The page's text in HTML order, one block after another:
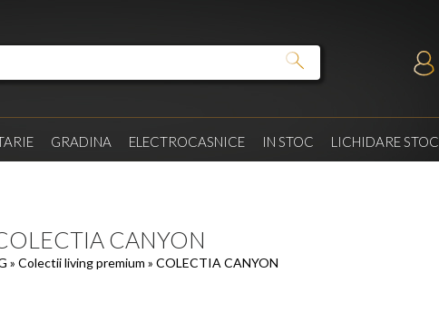
GRADINA ELECTROCASNICE IN STOC LICHIDARE STOC
CANYON
» Colectii living premium » COLECTIA CANYON